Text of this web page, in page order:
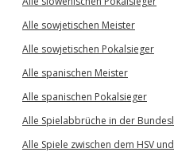
Alle sowjetischen Meister
Alle sowjetischen Pokalsieger
Alle spanischen Meister
Alle spanischen Pokalsieger
Alle Spielabbrüche in der
Alle Spiele zwischen dem HSV